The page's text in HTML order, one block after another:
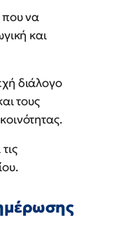
που να
και
διάλογο
τους